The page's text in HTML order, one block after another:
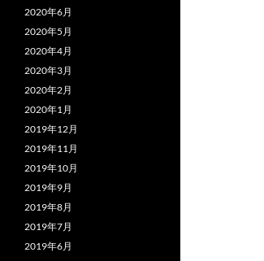
2020年6月
2020年5月
2020年4月
2020年3月
2020年2月
2020年1月
2019年12月
2019年11月
2019年10月
2019年9月
2019年8月
2019年7月
2019年6月